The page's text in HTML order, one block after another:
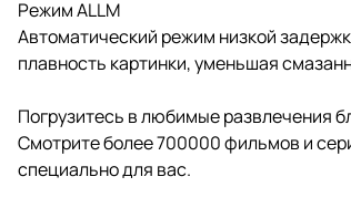
Режим ALLM
Автоматический режим низкой
плавность картинки, уменьшая
Погрузитесь в любимые развлечения
Смотрите более 700000 фильмов и
специально для вас.